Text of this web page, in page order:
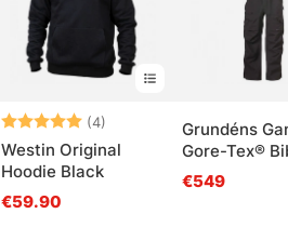
Arvio: (4)
5.0 5:sta tähdestä
Westin Original
Hoodie Black
€59.90
Grundéns
Gore-Tex®
Anchor
€549